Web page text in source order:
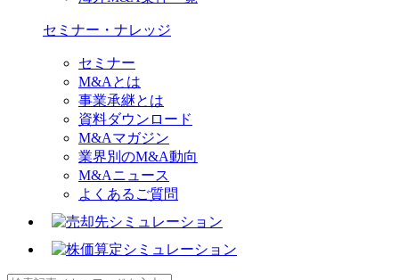
セミナー・ナレッジ
セミナー
M&Aとは
事業承継とは
資料ダウンロード
M&Aマガジン
業界別のM&A動向
M&Aニュース
よくあるご質問